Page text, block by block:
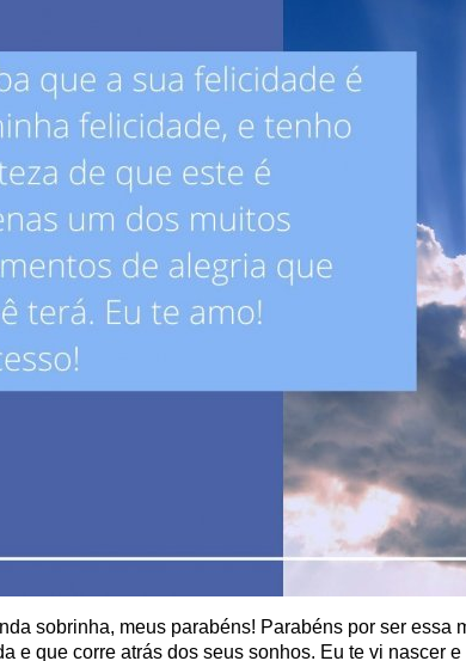
sobrinha, meus parabéns! Parabéns por ser essa
e que corre atrás dos seus sonhos. Eu te vi nascer